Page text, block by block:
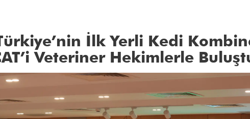
İlk Yerli Kedi
Veteriner Hekimlerle